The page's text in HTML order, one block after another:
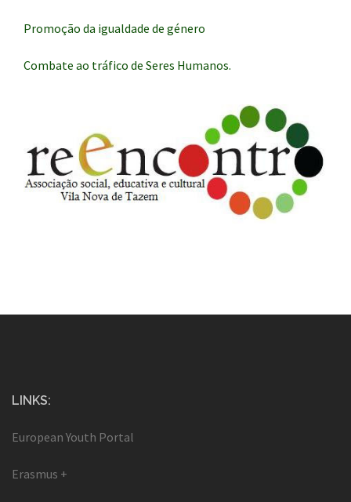
Promoção da igualdade de género
Combate ao tráfico de Seres Humanos.
LINKS:
European Youth Portal
Erasmus +